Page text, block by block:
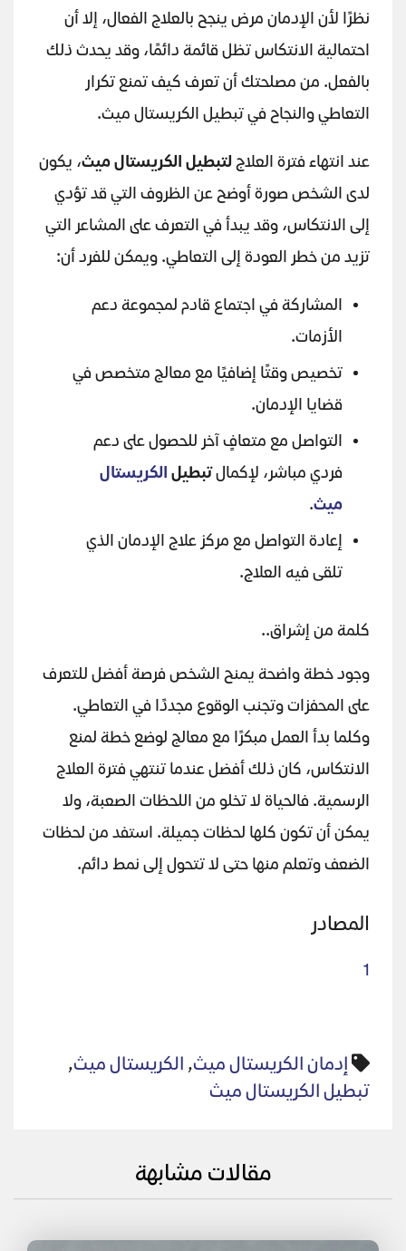
نظرًا لأن الإدمان مرض ينجح بالعلاج الفعال، إلا أن
احتمالية الانتكاس تظل قائمة دائمًا، وقد يحدث ذلك
بالفعل. من مصلحتك أن تعرف كيف تمنع تكرار
التعاطي والنجاح في تبطيل الكريستال ميث.
عند انتهاء فترة العلاجلتبطيل الكريستال ميث، يكون
لدى الشخص صورة أوضح عن الظروف التي قد تؤدي
إلى الانتكاس، وقد يبدأ في التعرف على المشاعر التي
تزيد من خطر العودة إلى التعاطي. ويمكن للفرد أن:
المشاركة في اجتماع قادم لمجموعة دعم
الأزمات.
تخصيص وقتًا إضافيًا مع معالج متخصص في
قضايا الإدمان.
التواصل مع متعافٍ آخر للحصول على دعم
فردي مباشر، لإكمالتبطيل الكريستال
ميث.
إعادة التواصل مع مركز علاج الإدمان الذي
تلقى فيه العلاج.
كلمة من إشراق..
وجود خطة واضحة يمنح الشخص فرصة أفضل للتعرف
على المحفزات وتجنب الوقوع مجددًا في التعاطي.
وكلما بدأ العمل مبكرًا مع معالج لوضع خطة لمنع
الانتكاس، كان ذلك أفضل عندما تنتهي فترة العلاج
الرسمية. فالحياة لا تخلو من اللحظات الصعبة، ولا
يمكن أن تكون كلها لحظات جميلة. استفد من لحظات
الضعف وتعلم منها حتى لا تتحول إلى نمط دائم.
المصادر
1
إدمان الكريستال ميث, الكريستال ميث,
تبطيل الكريستال ميث
مقالات مشابهة